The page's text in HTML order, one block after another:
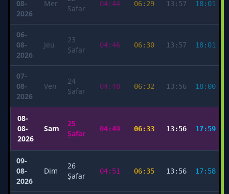
08-
2026
Mer
Ṣafar
04:44 06:29 13:57 18:01
06-
08-
2026
Jeu
23
Ṣafar
04:46 06:30 13:57 18:01
07-
08-
2026
Ven
24
Ṣafar
04:48 06:32 13:56 18:00
08-
08-
2026
Sam
25
Ṣafar
04:49 06:33 13:56 17:59
09-
08-
2026
Dim
26
Ṣafar
04:51 06:35 13:56 17:58